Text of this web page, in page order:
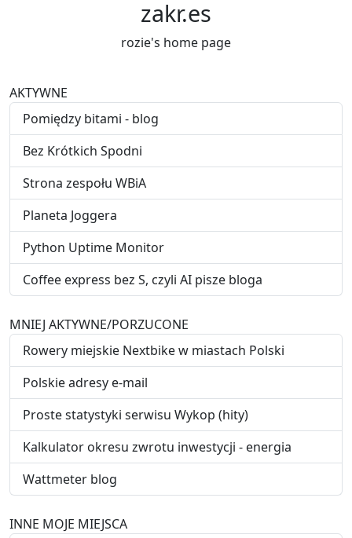
zakr.es
rozie's home page
AKTYWNE
Pomiędzy bitami - blog
Bez Krótkich Spodni
Strona zespołu WBiA
Planeta Joggera
Python Uptime Monitor
Coffee express bez S, czyli AI pisze bloga
MNIEJ AKTYWNE/PORZUCONE
Rowery miejskie Nextbike w miastach Polski
Polskie adresy e-mail
Proste statystyki serwisu Wykop (hity)
Kalkulator okresu zwrotu inwestycji - energia
Wattmeter blog
INNE MOJE MIEJSCA